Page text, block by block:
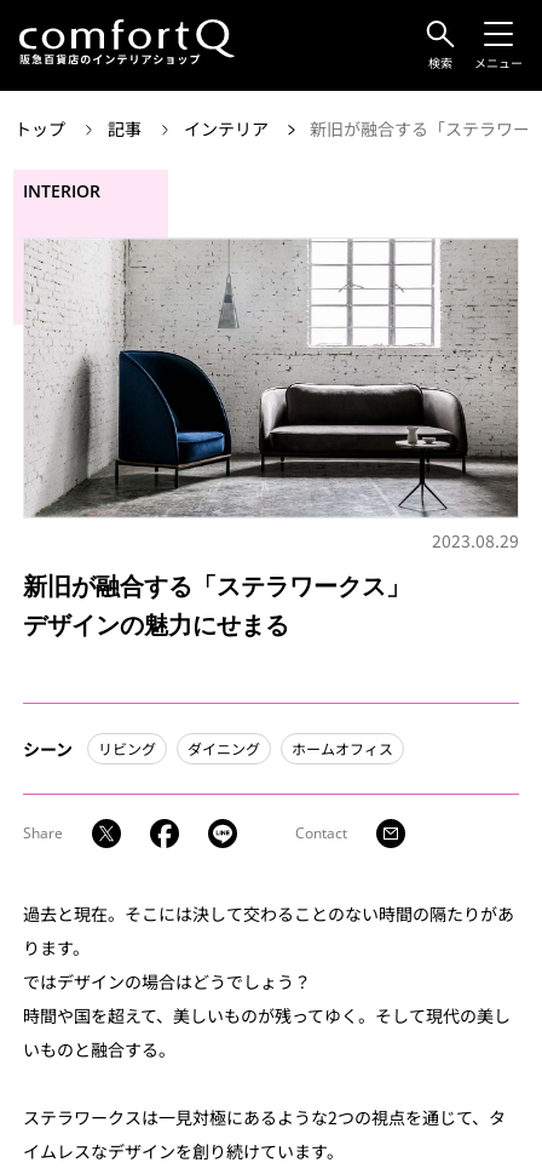
検索 メニュー
トップ 記事 インテリア 新旧が融合する「ステラワー
INTERIOR
2023.08.29
新旧が融合する「ステラワークス」
デザインの魅力にせまる
シーン リビング ダイニング ホームオフィス
Share Contact
過去と現在。そこには決して交わることのない時間の隔たりがあ
ります。
ではデザインの場合はどうでしょう？
時間や国を超えて、美しいものが残ってゆく。そして現代の美し
いものと融合する。
ステラワークスは一見対極にあるような2つの視点を通じて、タ
イムレスなデザインを創り続けています。